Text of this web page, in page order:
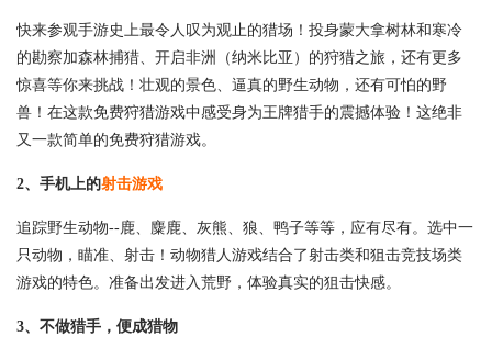
快来参观手游史上最令人叹为观止的猎场！投身蒙大拿树林和寒冷
的勘察加森林捕猎、开启非洲（纳米比亚）的狩猎之旅，还有更多
惊喜等你来挑战！壮观的景色、逼真的野生动物，还有可怕的野
兽！在这款免费狩猎游戏中感受身为王牌猎手的震撼体验！这绝非
又一款简单的免费狩猎游戏。
2、手机上的射击游戏
追踪野生动物--鹿、麋鹿、灰熊、狼、鸭子等等，应有尽有。选中一
只动物，瞄准、射击！动物猎人游戏结合了射击类和狙击竞技场类
游戏的特色。准备出发进入荒野，体验真实的狙击快感。
3、不做猎手，便成猎物